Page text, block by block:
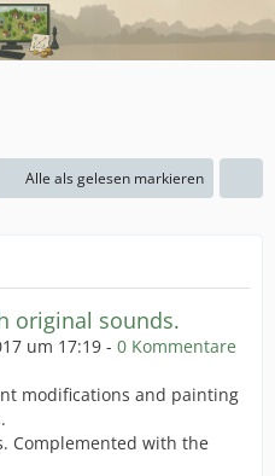
Alle als gelesen markieren
original sounds.
um 17:19 - 0 Kommentare
modifications and painting
Complemented with the